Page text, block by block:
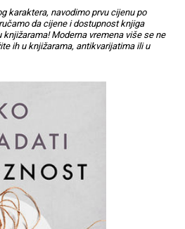
karaktera, navodimo prvu cijenu po
da cijene i dostupnost knjiga
Moderna vremena više se ne
ih u knjižarama, antikvarijatima ili u